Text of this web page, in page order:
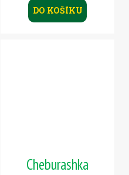
DO KOŠÍKU
Cheburashka